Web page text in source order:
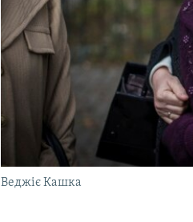
Веджіє Кашка